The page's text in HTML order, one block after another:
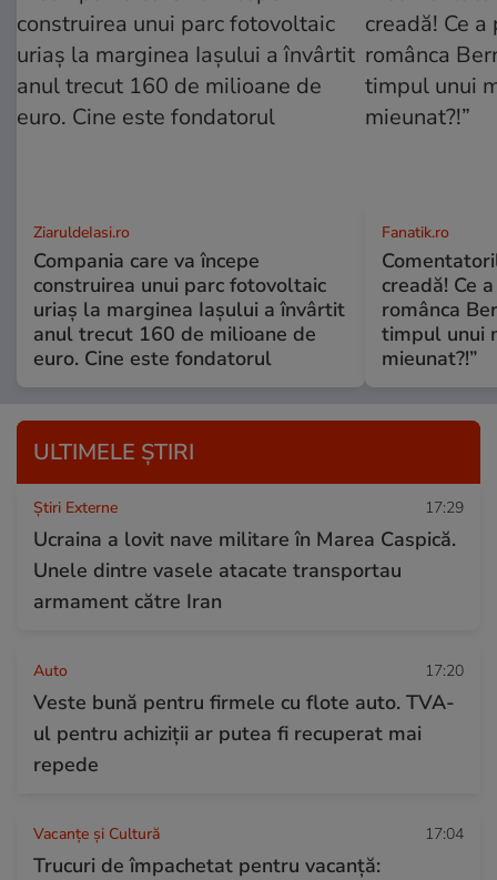
ZiaruldeIasi.ro
Compania care va începe
construirea unui parc fotovoltaic
uriaș la marginea Iașului a învârtit
anul trecut 160 de milioane de
euro. Cine este fondatorul
Fanatik.ro
creadă! Ce
românca
timpul unui
mieunat?!”
ULTIMELE ȘTIRI
Știri Externe 17:29
Ucraina a lovit nave militare în Marea Caspică.
Unele dintre vasele atacate transportau
armament către Iran
Auto 17:20
Veste bună pentru firmele cu flote auto. TVA-
ul pentru achiziții ar putea fi recuperat mai
repede
Vacanțe și Cultură 17:04
Trucuri de împachetat pentru vacanță: